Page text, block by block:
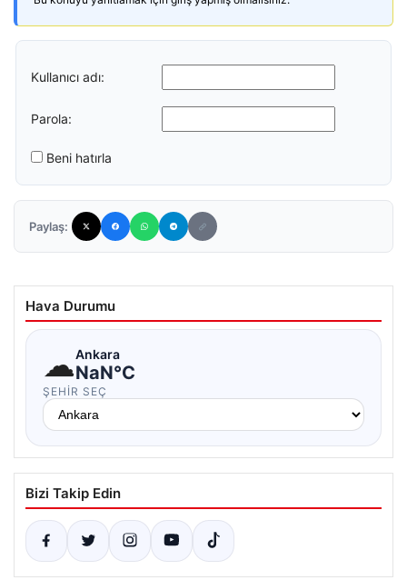
Kullanıcı adı:
Parola:
Beni hatırla
Paylaş:
Hava Durumu
☁Ankara
NaN°C
ŞEHIR SEÇ
Bizi Takip Edin